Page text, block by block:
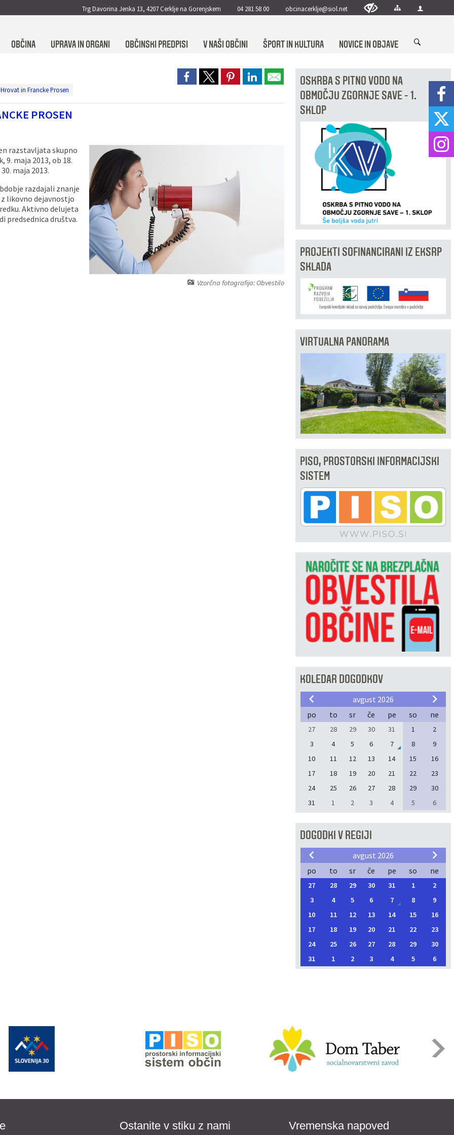
Trg Davorina Jenka 13, 4207 Cerklje na Gorenjskem 04 281 58 00 obcinacerklje@siol.net
OBČINA UPRAVA IN ORGANI OBČINSKI PREDPISI V NAŠI OBČINI ŠPORT IN KULTURA NOVICE IN OBJAVE
in Francke Prosen
PROSEN
Vzorčna fotografija: Obvestilo
razstavljata skupno
maja 2013, ob 18.
maja 2013.
razdajali znanje
likovno dejavnostjo
Aktivno delujeta
predsednica društva.
OSKRBA S PITNO VODO NA
OBMOČJU ZGORNJE SAVE - 1.
SKLOP
PROJEKTI SOFINANCIRANI IZ EKSRP
SKLADA
VIRTUALNA PANORAMA
PISO, PROSTORSKI INFORMACIJSKI
SISTEM
KOLEDAR DOGODKOV
avgust 2026
po
to sr če pe so ne
27 28 29 30 31 1
2
3
4 5 6 7 8
9
10
11 12 13 14 15
16
17
18 19 20 21 22
23
24
25 26 27 28 29
30
31
1 2 3 4 5 6
DOGODKI V REGIJI
avgust 2026
po
to sr če pe so ne
27 28 29 30 31 1
2
3
4 5 6 7 8
9
10
11 12 13 14 15
16
17
18 19 20 21 22
23
24
25 26 27 28 29
30
31
1 2 3 4 5 6
Ostanite v stiku z nami Vremenska napoved